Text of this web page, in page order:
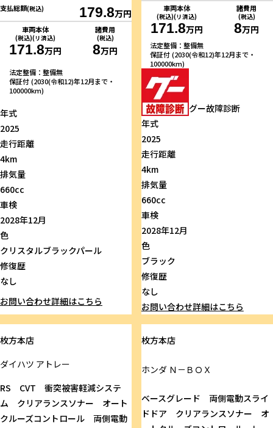
支払総額(税込) 179.8万円
車両本体
(税込)(リ済込)
171.8万円
諸費用
(税込)
8万円
法定整備：整備無
保証付 (2030(令和12)年12月まで・
100000km)
年式
2025
走行距離
4km
排気量
660cc
車検
2028年12月
色
クリスタルブラックパール
修復歴
なし
お問い合わせ詳細はこちら
車両本体
(税込)(リ済込)
171.8万円
諸費用
(税込)
8万円
法定整備：整備無
保証付 (2030(令和12)年12月まで・
100000km)
グー故障診断
年式
2025
走行距離
4km
排気量
660cc
車検
2028年12月
色
ブラック
修復歴
なし
お問い合わせ詳細はこちら
枚方本店
ダイハツ アトレー
RS CVT 衝突被害軽減システ
ム クリアランスソナー オート
クルーズコントロール 両側電動
枚方本店
ホンダＮ－ＢＯＸ
ベースグレード 両側電動スライ
ドドア クリアランスソナー オ